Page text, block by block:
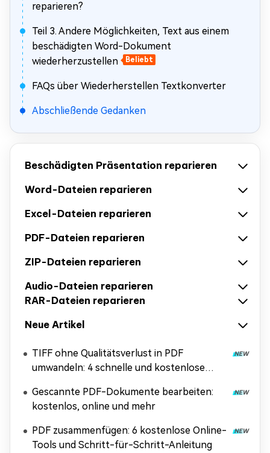
reparieren?
Teil 3. Andere Möglichkeiten, Text aus einem
beschädigten Word-Dokument
wiederherzustellen
Beliebt
FAQs über Wiederherstellen Textkonverter
Abschließende Gedanken
Beschädigten Präsentation reparieren
Word-Dateien reparieren
Excel-Dateien reparieren
PDF-Dateien reparieren
ZIP-Dateien reparieren
Audio-Dateien reparieren
RAR-Dateien reparieren
Neue Artikel
TIFF ohne Qualitätsverlust in PDF
umwandeln: 4 schnelle und kostenlose
Gescannte PDF-Dokumente bearbeiten:
kostenlos, online und mehr
PDF zusammenfügen: 6 kostenlose Online-
Tools und Schritt-für-Schritt-Anleitung